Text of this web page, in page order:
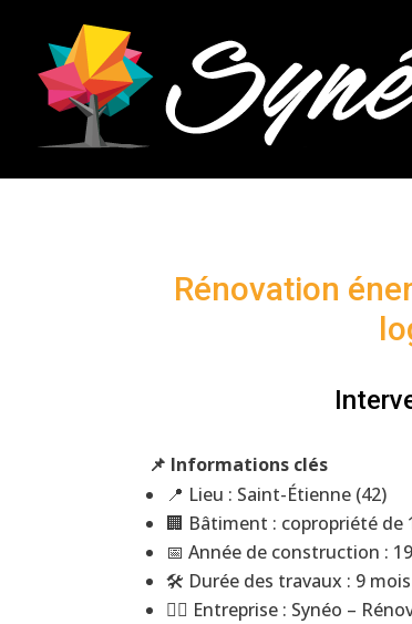
Rénovation
📌 Informations clés
📍 Lieu : Saint-Étienne (42)
🏢 Bâtiment : copropriété de
📅 Année de construction :
🛠️ Durée des travaux : 9 mois
👷‍♂️ Entreprise : Synéo –